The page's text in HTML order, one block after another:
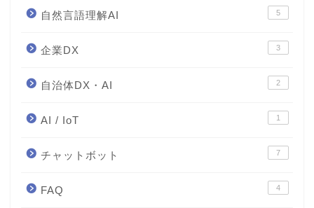
自然言語理解AI 5
企業DX 3
自治体DX・AI 2
AI / IoT 1
チャットボット 7
FAQ 4